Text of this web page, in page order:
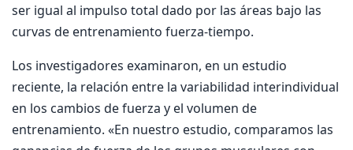
ser igual al impulso total dado por las áreas bajo las
curvas de entrenamiento fuerza-tiempo.
Los investigadores examinaron, en un estudio
reciente, la relación entre la variabilidad interindividual
en los cambios de fuerza y ​​el volumen de
entrenamiento. «En nuestro estudio, comparamos las